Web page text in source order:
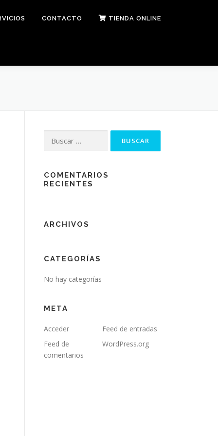
CONTACTO TIENDA ONLINE
COMENTARIOS
RECIENTES
ARCHIVOS
CATEGORÍAS
No hay categorías
META
Acceder
Feed de entradas
Feed de
comentarios
WordPress.org